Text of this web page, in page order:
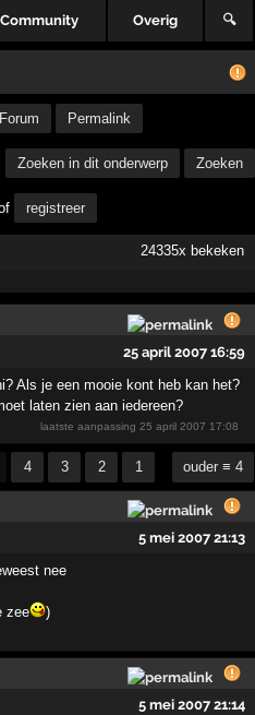
Community Overig 🔍
Forum Permalink
Zoeken in dit onderwerp Zoeken
registreer
24335x bekeken
25 april 2007 16:59
Als je een mooie kont heb kan het?
laten zien aan iedereen?
laatste aanpassing25 april 2007 17:08
4 3 2 1 ouder ≡ 4
5 mei 2007 21:13
nee
zee
)
5 mei 2007 21:14